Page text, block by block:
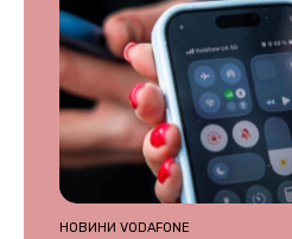
НОВИНИ VODAFONE